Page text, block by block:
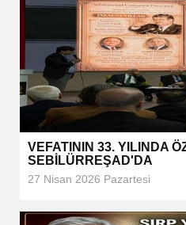
VEFATININ 33. YILINDA
SEBİLÜRREŞAD'DA
27 Nisan 2026 Pazartesi